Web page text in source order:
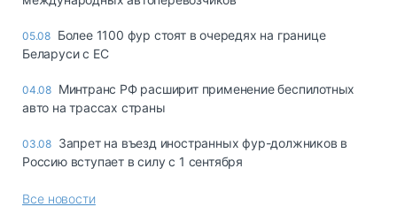
05.08 Более 1100 фур стоят в очередях на границе
Беларуси с ЕС
04.08 Минтранс РФ расширит применение беспилотных
авто на трассах страны
03.08 Запрет на въезд иностранных фур-должников в
Россию вступает в силу с 1 сентября
Все новости